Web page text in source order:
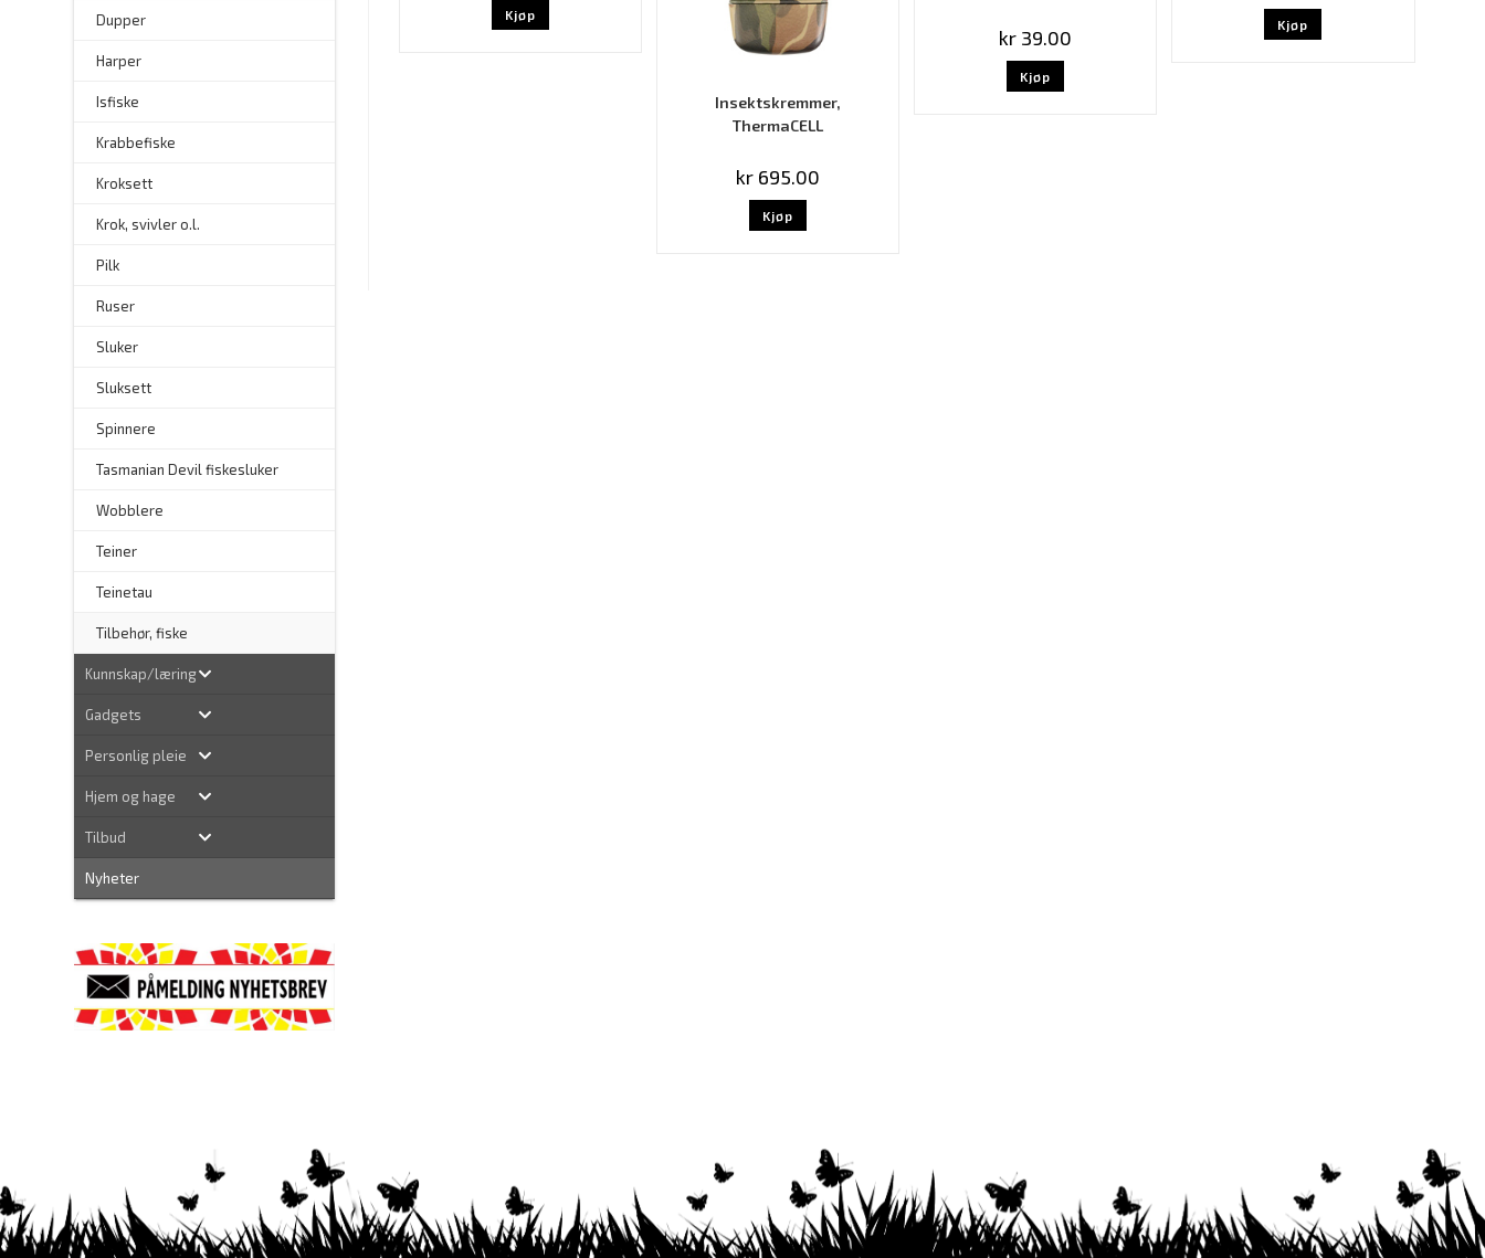
Kjøp
Insektskremmer,
ThermaCELL
kr695.00
Kjøp
kr 39.00
Kjøp
Kjøp
Dupper
Harper
Isfiske
Krabbefiske
Kroksett
Krok, svivler o.l.
Pilk
Ruser
Sluker
Sluksett
Spinnere
Tasmanian Devil fiskesluker
Wobblere
Teiner
Teinetau
Tilbehør, fiske
Kunnskap/læring
Gadgets
Personlig pleie
Hjem og hage
Tilbud
Nyheter